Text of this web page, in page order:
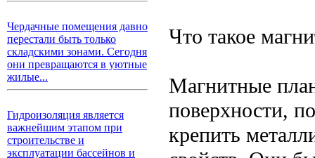
Чердачные помещения давно
перестали быть только
складскими зонами. Сегодня
они превращаются в уютные
жилые...
Гидроизоляция является
важнейшим этапом при
строительстве и
эксплуатации бассейнов и
Что такое
Магнитные
поверхности,
крепить